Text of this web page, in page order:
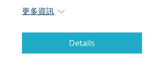
更多資訊
Details